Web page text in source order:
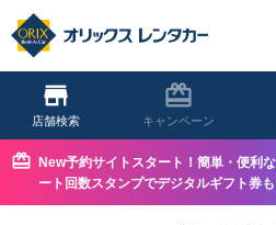
店舗 キャンペーン
New予約サイトスタート！簡単・便利
ート回数スタンプでデジタルギフト券も